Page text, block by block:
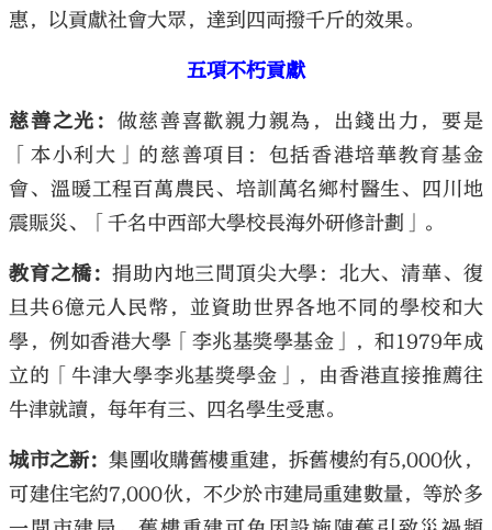
惠，以貢獻社會大眾，達到四両撥千斤的效果。
五項不朽貢獻
慈善之光： 做慈善喜歡親力親為，出錢出力，要是
「本小利大」的慈善項目：包括香港培華教育基金
會、溫暖工程百萬農民、培訓萬名鄉村醫生、四川地
震賑災、「千名中西部大學校長海外研修計劃」。
教育之橋：捐助內地三間頂尖大學：北大、清華、復
旦共6億元人民幣，並資助世界各地不同的學校和大
學，例如香港大學「李兆基獎學基金」，和1979年成
立的「牛津大學李兆基獎學金」，由香港直接推薦往
牛津就讀，每年有三、四名學生受惠。
城市之新：集團收購舊樓重建，拆舊樓約有5,000伙，
可建住宅約7,000伙，不少於市建局重建數量，等於多